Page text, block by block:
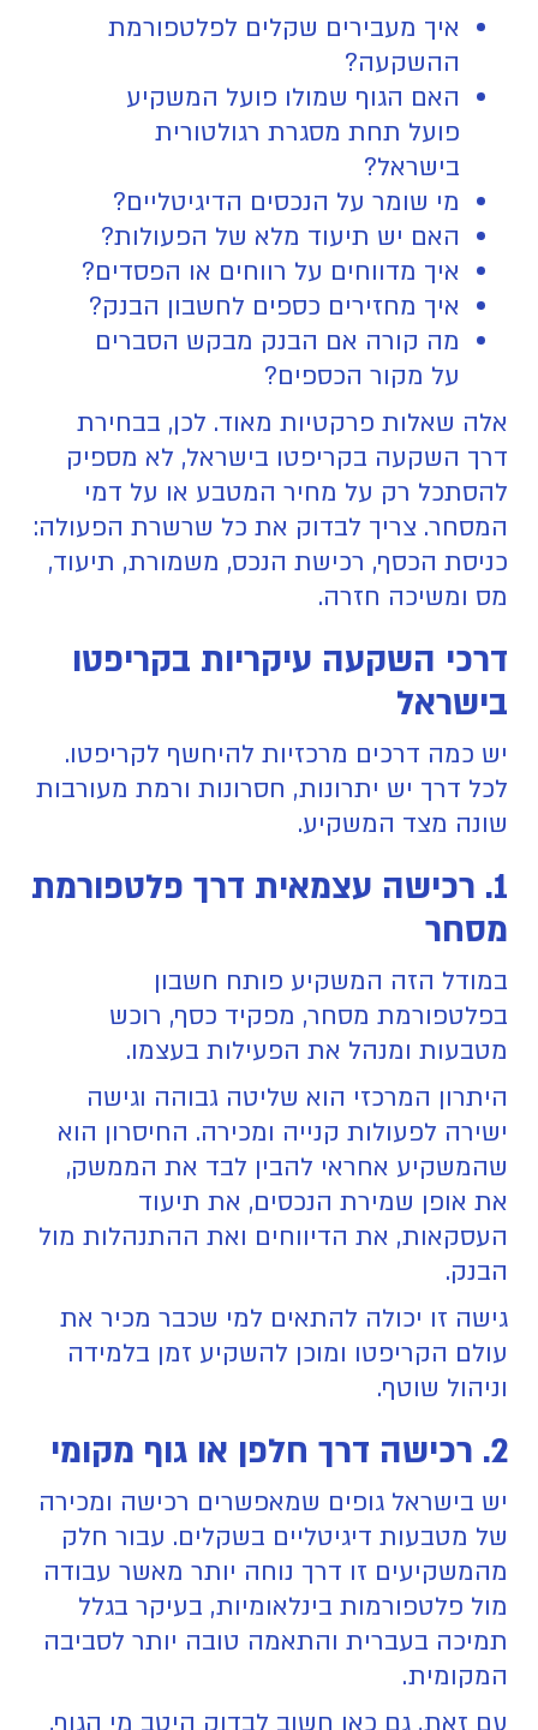
איך מעבירים שקלים לפלטפורמת
ההשקעה?
האם הגוף שמולו פועל המשקיע
פועל תחת מסגרת רגולטורית
בישראל?
מי שומר על הנכסים הדיגיטליים?
האם יש תיעוד מלא של הפעולות?
איך מדווחים על רווחים או הפסדים?
איך מחזירים כספים לחשבון הבנק?
מה קורה אם הבנק מבקש הסברים
על מקור הכספים?
אלה שאלות פרקטיות מאוד. לכן, בבחירת
דרך השקעה בקריפטו בישראל, לא מספיק
להסתכל רק על מחיר המטבע או על דמי
המסחר. צריך לבדוק את כל שרשרת הפעולה:
כניסת הכסף, רכישת הנכס, משמורת, תיעוד,
מס ומשיכה חזרה.
דרכי השקעה עיקריות בקריפטו
בישראל
יש כמה דרכים מרכזיות להיחשף לקריפטו.
לכל דרך יש יתרונות, חסרונות ורמת מעורבות
שונה מצד המשקיע.
1. רכישה עצמאית דרך פלטפורמת
מסחר
במודל הזה המשקיע פותח חשבון
בפלטפורמת מסחר, מפקיד כסף, רוכש
מטבעות ומנהל את הפעילות בעצמו.
היתרון המרכזי הוא שליטה גבוהה וגישה
ישירה לפעולות קנייה ומכירה. החיסרון הוא
שהמשקיע אחראי להבין לבד את הממשק,
את אופן שמירת הנכסים, את תיעוד
העסקאות, את הדיווחים ואת ההתנהלות מול
הבנק.
גישה זו יכולה להתאים למי שכבר מכיר את
עולם הקריפטו ומוכן להשקיע זמן בלמידה
וניהול שוטף.
2. רכישה דרך חלפן או גוף מקומי
יש בישראל גופים שמאפשרים רכישה ומכירה
של מטבעות דיגיטליים בשקלים. עבור חלק
מהמשקיעים זו דרך נוחה יותר מאשר עבודה
מול פלטפורמות בינלאומיות, בעיקר בגלל
תמיכה בעברית והתאמה טובה יותר לסביבה
המקומית.